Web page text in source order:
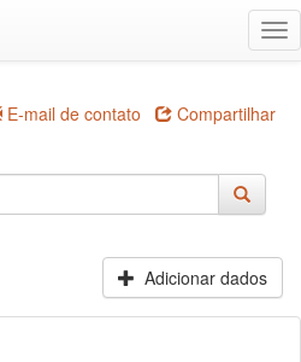
E-mail de contato Compartilhar
Adicionar dados